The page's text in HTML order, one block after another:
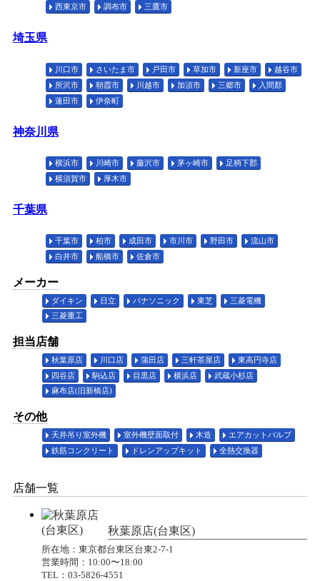
西東京市 調布市 三鷹市
埼玉県
川口市 さいたま市 戸田市 草加市 新座市
越谷市
所沢市
朝霞市 川越市 加須市 三郷市
入間郡
蓮田市
伊奈町
神奈川県
横浜市 川崎市 藤沢市 茅ヶ崎市
足柄下郡
横須賀市
厚木市
千葉県
千葉市 柏市 成田市 市川市 野田市
流山市
白井市
船橋市 佐倉市
メーカー
ダイキン 日立 パナソニック 東芝
三菱電機
三菱重工
担当店舗
秋葉原店 川口店 蒲田店 三軒茶屋店
東高円寺店
四谷店
駒込店 目黒店 横浜店
武蔵小杉店
麻布店(旧新橋店)
その他
天井吊り室外機 室外機壁面取付 木造
エアカットバルブ
鉄筋コンクリート
ドレンアップキット 全熱交換器
店舗一覧
秋葉原店(台東区)
所在地：東京都台東区台東2-7-1
営業時間：10:00〜18:00
TEL：03-5826-4551